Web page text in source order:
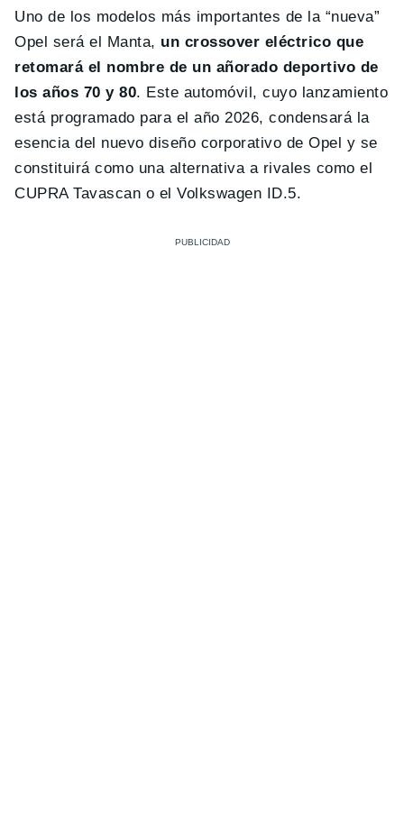
Uno de los modelos más importantes de la “nueva”
Opel será el Manta, un crossover eléctrico que
retomará el nombre de un añorado deportivo de
los años 70 y 80. Este automóvil, cuyo lanzamiento
está programado para el año 2026, condensará la
esencia del nuevo diseño corporativo de Opel y se
constituirá como una alternativa a rivales como el
CUPRA Tavascan o el Volkswagen ID.5.